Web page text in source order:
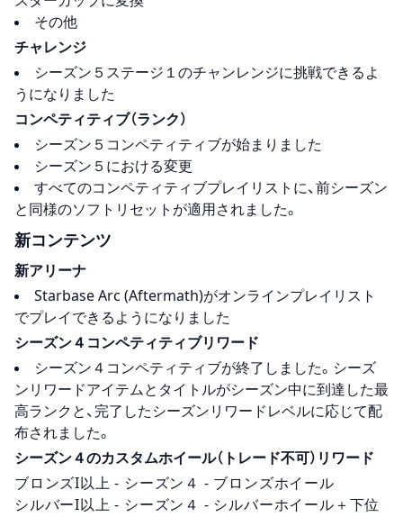
その他
チャレンジ
シーズン５ステージ１のチャンレンジに挑戦できるよ
うになりました
コンペティティブ（ランク）
シーズン５コンペティティブが始まりました
シーズン５における変更
すべてのコンペティティブプレイリストに、前シーズン
と同様のソフトリセットが適用されました。
新コンテンツ
新アリーナ
Starbase Arc (Aftermath)がオンラインプレイリスト
でプレイできるようになりました
シーズン４コンペティティブリワード
シーズン４コンペティティブが終了しました。シーズ
ンリワードアイテムとタイトルがシーズン中に到達した最
高ランクと、完了したシーズンリワードレベルに応じて配
布されました。
シーズン４のカスタムホイール（トレード不可）リワード
ブロンズI以上 - シーズン４ - ブロンズホイール
シルバーI以上 - シーズン４ - シルバーホイール＋下位